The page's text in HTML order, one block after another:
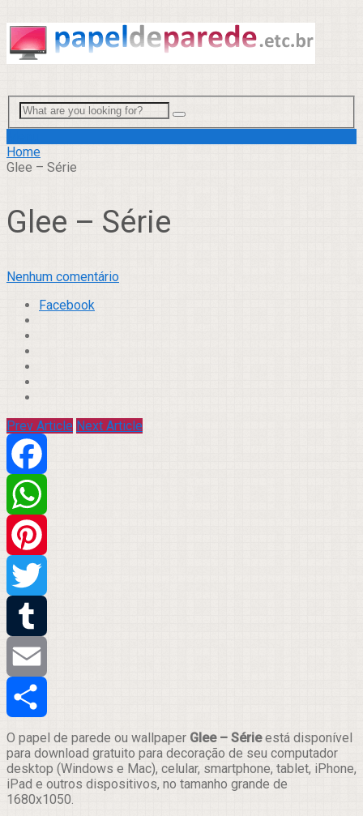
Home
Glee – Série
Glee – Série
Nenhum comentário
Facebook
Prev Article Next Article
Facebook
WhatsApp
Pinterest
Twitter
Tumblr
Email
Compartilhar
O papel de parede ou wallpaper Glee – Sérieestá disponível
para download gratuito para decoração de seu computador
desktop (Windows e Mac), celular, smartphone, tablet, iPhone,
iPad e outros dispositivos, no tamanho grande de
1680x1050.